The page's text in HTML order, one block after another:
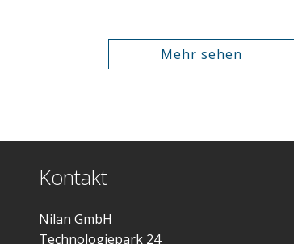
Mehr sehen
Kontakt
Nilan GmbH
Technologiepark 24